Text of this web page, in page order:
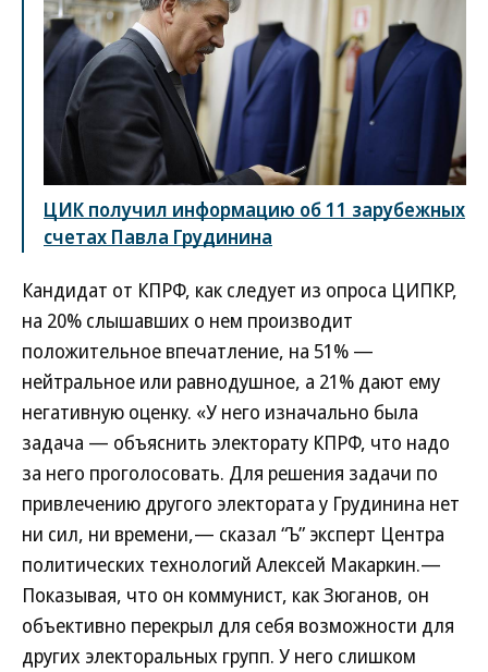
ЦИК получил информацию об 11 зарубежных
счетах Павла Грудинина
Кандидат от КПРФ, как следует из опроса ЦИПКР,
на 20% слышавших о нем производит
положительное впечатление, на 51% —
нейтральное или равнодушное, а 21% дают ему
негативную оценку. «У него изначально была
задача — объяснить электорату КПРФ, что надо
за него проголосовать. Для решения задачи по
привлечению другого электората у Грудинина нет
ни сил, ни времени,— сказал “Ъ” эксперт Центра
политических технологий Алексей Макаркин.—
Показывая, что он коммунист, как Зюганов, он
объективно перекрыл для себя возможности для
других электоральных групп. У него слишком